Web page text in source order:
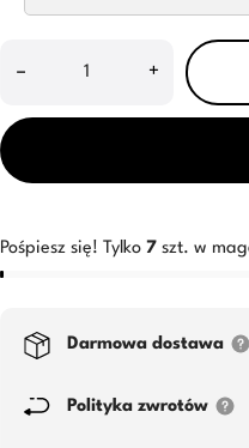
– +
Pośpiesz się! Tylko 7 szt. w
Darmowa dostawa
Polityka zwrotów